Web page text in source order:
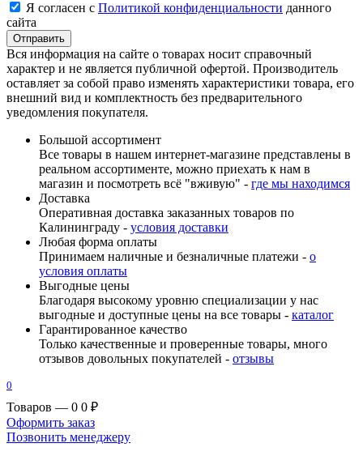
Я согласен с Политикой конфиденциальности данного
сайта
Вся информация на сайте о товарах носит справочный
характер и не является публичной офертой. Производитель
оставляет за собой право изменять характеристики товара, его
внешний вид и комплектность без предварительного
уведомления покупателя.
Большой ассортимент
Все товары в нашем интернет-магазине представлены в
реальном ассортименте, можно приехать к нам в
магазин и посмотреть всё "вживую" - где мы находимся
Доставка
Оперативная доставка заказанных товаров по
Калининграду - условия доставки
Любая форма оплаты
Принимаем наличные и безналичные платежи - о
условия оплаты
Выгодные цены
Благодаря высокому уровню специализации у нас
выгодные и доступные цены на все товары - каталог
Гарантированное качество
Только качественные и проверенные товары, много
отзывов довольных покупателей - отзывы
0
Товаров — 0 0 ₽
Оформить заказ
Позвонить менеджеру